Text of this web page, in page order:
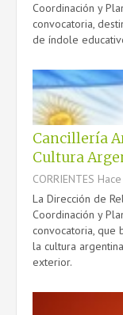
Coordinación y
convocatoria,
de índole
Cancillería
Cultura
CORRIENTES
La Dirección de
Coordinación y
convocatoria, que
la cultura
exterior.